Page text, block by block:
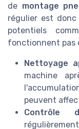
de montage
régulier est donc
potentiels
fonctionnent pas
Nettoyage
machine
peuvent
Contrôle